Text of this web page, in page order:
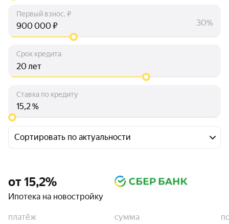
Первый взнос, ₽
₽ 30%
Срок кредита
лет
Ставка по кредиту
%
Сортировать по актуальности
от 15,2%
Ипотека на новостройку
платёж
сумма